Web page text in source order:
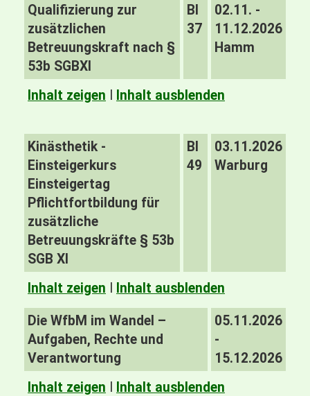
Qualifizierung zur
zusätzlichen
Betreuungskraft nach §
53b SGBXI
BI
37
02.11. -
11.12.2026
Hamm
Inhalt zeigen Inhalt ausblenden
Kinästhetik -
Einsteigerkurs
Einsteigertag
Pflichtfortbildung für
zusätzliche
Betreuungskräfte § 53b
SGB XI
BI
49
03.11.2026
Warburg
Inhalt zeigen Inhalt ausblenden
Die WfbM im Wandel –
Aufgaben, Rechte und
Verantwortung
05.11.2026
-
15.12.2026
Inhalt zeigen
Inhalt ausblenden